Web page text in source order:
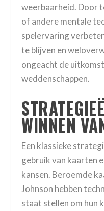
weerbaarheid. Door
of andere mentale
spelervaring
te blijven en
ongeacht de
weddenschappen.
WINNEN
Een klassieke
gebruik van kaarten
kansen. Beroemde
Johnson hebben
staat stellen om hun